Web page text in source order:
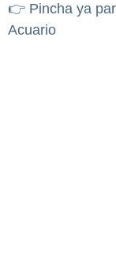
👉 Pincha ya
Acuario